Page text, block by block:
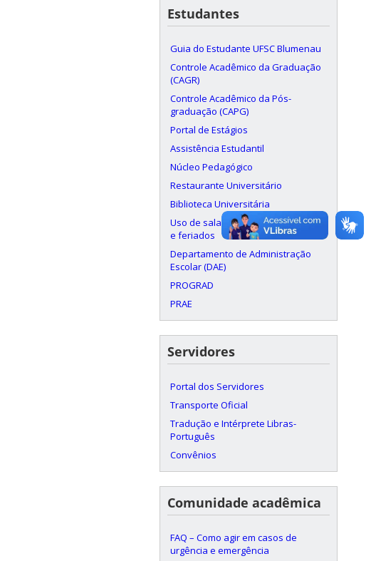
Estudantes
Guia do Estudante UFSC Blumenau
Controle Acadêmico da Graduação
(CAGR)
Controle Acadêmico da Pós-
graduação (CAPG)
Portal de Estágios
Assistência Estudantil
Núcleo Pedagógico
Restaurante Universitário
Biblioteca Universitária
Uso de salas aos finais de semana
e feriados
Departamento de Administração
Escolar (DAE)
PROGRAD
PRAE
Servidores
Portal dos Servidores
Transporte Oficial
Tradução e Intérprete Libras-
Português
Convênios
Comunidade acadêmica
FAQ – Como agir em casos de
urgência e emergência